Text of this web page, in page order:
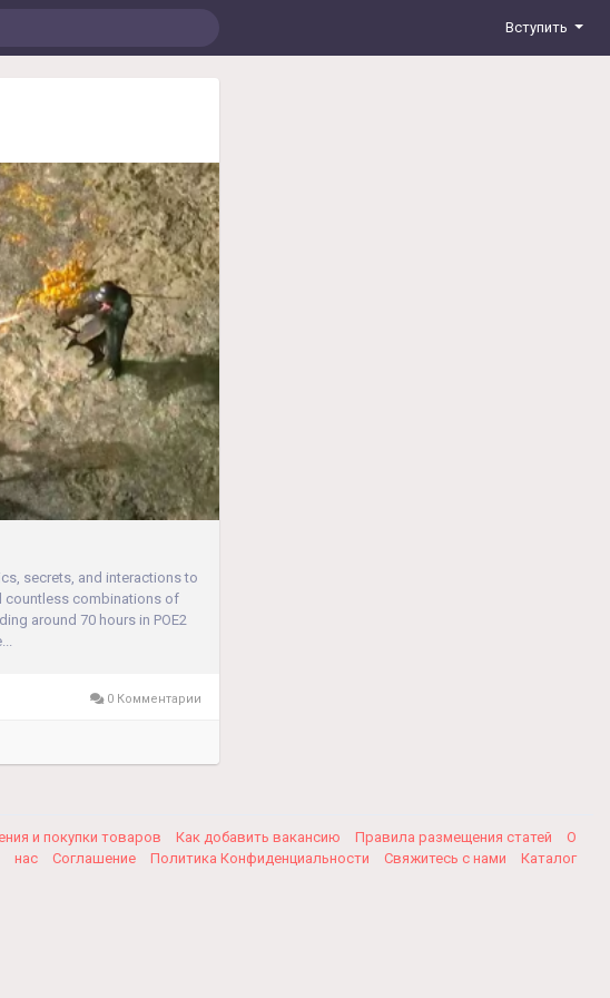
Вступить
secrets, and interactions to
countless combinations of
around 70 hours in POE2
0 Комментарии
и покупки товаров Как добавить вакансию Правила размещения статей
О
нас
Соглашение Политика Конфиденциальности Свяжитесь с нами Каталог